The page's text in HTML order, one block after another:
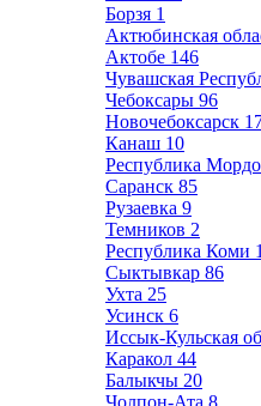
Борзя 1
Актюбинская
Актобе 146
Чувашская
Чебоксары 96
Новочебоксарск
Канаш 10
Республика
Саранск 85
Рузаевка 9
Темников 2
Республика Коми
Сыктывкар 86
Ухта 25
Усинск 6
Иссык-Кульская
Каракол 44
Балыкчы 20
Чолпон-Ата 8